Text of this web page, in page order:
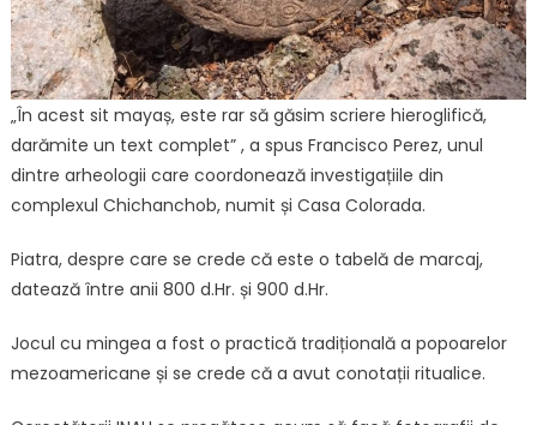
„În acest sit mayaș, este rar să găsim scriere hieroglifică,
darămite un text complet” , a spus Francisco Perez, unul
dintre arheologii care coordonează investigațiile din
complexul Chichanchob, numit și Casa Colorada.
Piatra, despre care se crede că este o tabelă de marcaj,
datează între anii 800 d.Hr. și 900 d.Hr.
Jocul cu mingea a fost o practică tradițională a popoarelor
mezoamericane și se crede că a avut conotații ritualice.